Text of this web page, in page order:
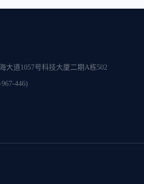
大道1057号科技大厦二期A栋502
446)